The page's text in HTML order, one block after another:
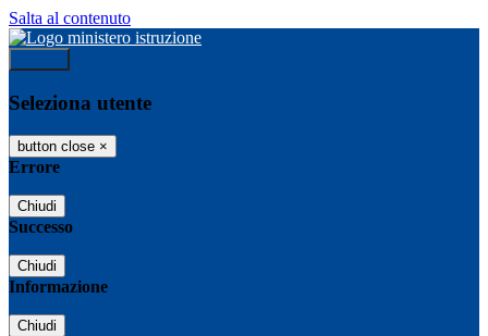
Salta al contenuto
Seleziona utente
button close ×
Errore
Chiudi
Successo
Chiudi
Informazione
Chiudi